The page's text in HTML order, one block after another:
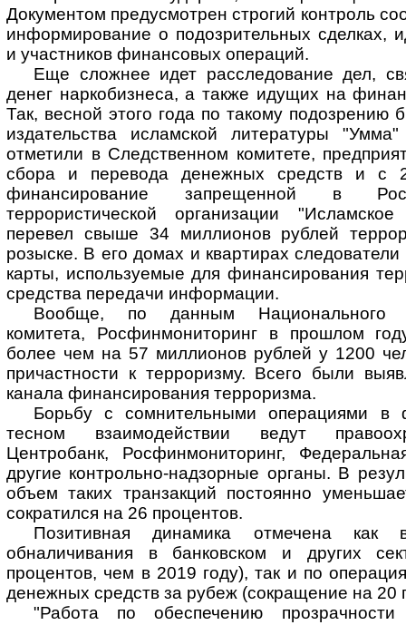
Документом предусмотрен строгий контроль
информирование о подозрительных сделках,
и участников финансовых операций.
Еще сложнее идет расследование дел,
денег наркобизнеса, а также идущих на
Так, весной этого года по такому подозрению
издательства исламской литературы
отметили в Следственном комитете,
сбора и перевода денежных средств и с
финансирование запрещенной в
террористической организации
перевел свыше 34 миллионов рублей
розыске. В его домах и квартирах
карты, используемые для финансирования
средства передачи информации.
Вообще, по данным Национального
комитета, Росфинмониторинг в прошлом
более чем на 57 миллионов рублей у 1200
причастности к терроризму. Всего были
канала финансирования терроризма.
Борьбу с сомнительными операциями в
тесном взаимодействии ведут
Центробанк, Росфинмониторинг,
другие контрольно-надзорные органы. В
объем таких транзакций постоянно
сократился на 26 процентов.
Позитивная динамика отмечена как
обналичивания в банковском и других
процентов, чем в 2019 году), так и по
денежных средств за рубеж (сокращение на 20
"Работа по обеспечению прозрачности